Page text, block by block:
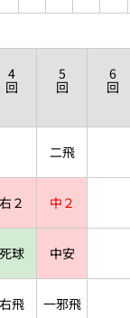
4
回
5
回
6
回
二飛
右２ 中２
死球 中安
右飛 一邪飛